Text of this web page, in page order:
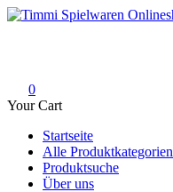
Skip
0
Your Cart
Startseite
Alle Produktkategorien
Produktsuche
Über uns